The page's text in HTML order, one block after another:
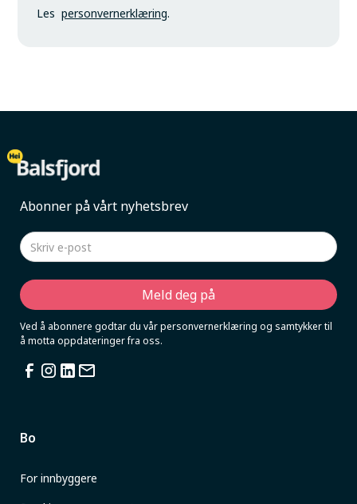
Lespersonvernerklæring.
Abonner på vårt nyhetsbrev
Ved å abonnere godtar du vår personvernerklæring og samtykker til
å motta oppdateringer fra oss.
Bo
For innbyggere